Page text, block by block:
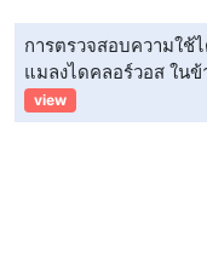
การตรวจสอบความใช้
แมลงไดคลอร์วอส ใน
view